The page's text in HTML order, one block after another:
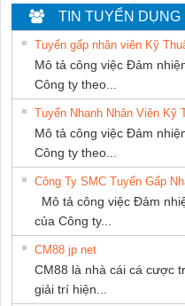
NGHIỆP NIHON
SETSUBI VIỆT
NAM
NAM
TIN TUYỂN DỤNG
Tuyển gấp nhân viên Kỹ
Mô tả công việc Đảm
Công ty theo...
Tuyển Nhanh Nhân Viên Kỹ
Mô tả công việc Đảm
Công ty theo...
Công Ty SMC Tuyển Gấp
Mô tả công việc Đảm
của Công ty...
CM88 jp net
CM88 là nhà cái cá cược
giải trí hiện...